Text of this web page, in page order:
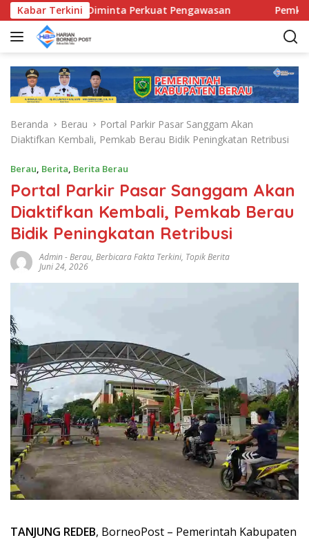
a
Kabar Terkini
Diminta Perkuat Pengawasan Pemkab
Beranda Berau
Portal Parkir Pasar Sanggam Akan
Diaktifkan Kembali, Pemkab Berau Bidik Peningkatan Retribusi
Berau, Berita, Berita Berau
Portal Parkir Pasar Sanggam Akan
Diaktifkan Kembali, Pemkab Berau
Bidik Peningkatan Retribusi
Admin-Berau, Berbicara Fakta Terkini, Topik Berita
Juni 24, 2026
TANJUNG REDEB, BorneoPost – Pemerintah Kabupaten